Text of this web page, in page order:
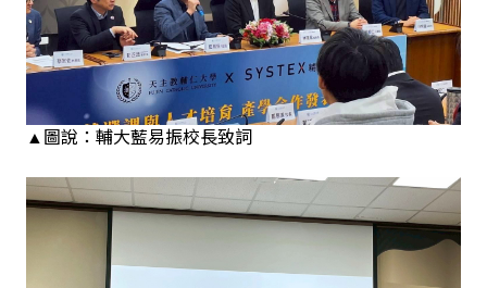
▲圖說：輔大藍易振校長致詞